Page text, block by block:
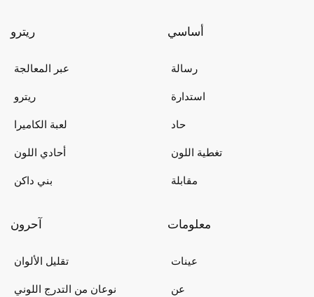
ريترو
عبر المعالجة
ريترو
لعبة الكاميرا
أحادي اللون
بني داكن
أساسي
رسالة
استدارة
حاد
تغطية اللون
مقابلة
آحرون
تقليل الألوان
نوعان من التدرج اللوني
معلومات
عينات
عن